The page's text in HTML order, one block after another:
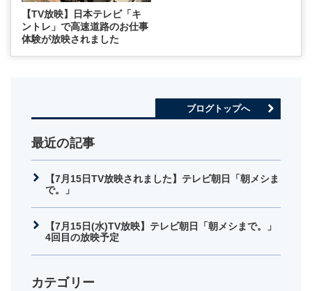
【TV放映】日本テレビ「キ
ントレ」で高速道路のお仕事
体験が放映されました
ブログトップへ
最近の記事
【7月15日TV放映されました】テレビ朝日「朝メシま
で。」
【7月15日(水)TV放映】テレビ朝日「朝メシまで。」
4回目の放映予定
カテゴリー